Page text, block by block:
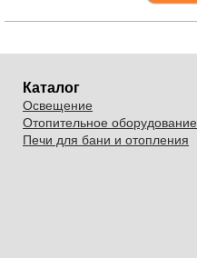
Каталог
Освещение
Отопительное оборудование
Печи для бани и отопления